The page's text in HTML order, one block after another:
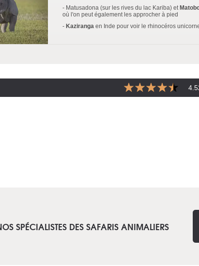
- Matusadona (sur les rives du lac Kariba) et
où l'on peut également les approcher à pied
- Kaziranga en Inde pour voir le rhinocéros
SPÉCIALISTES DES SAFARIS ANIMALIERS